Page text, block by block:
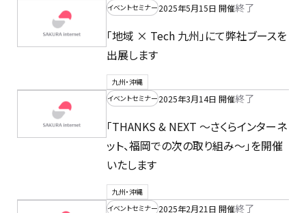
イベントセミナー2025年5月15日 開催終了
「地域 × Tech 九州」にて弊社ブースを
出展します
九州・沖縄
イベントセミナー2025年3月14日 開催終了
「THANKS & NEXT 〜さくらインターネ
ット、福岡での次の取り組み〜」を開催
いたします
九州・沖縄
イベントセミナー2025年2月21日 開催終了